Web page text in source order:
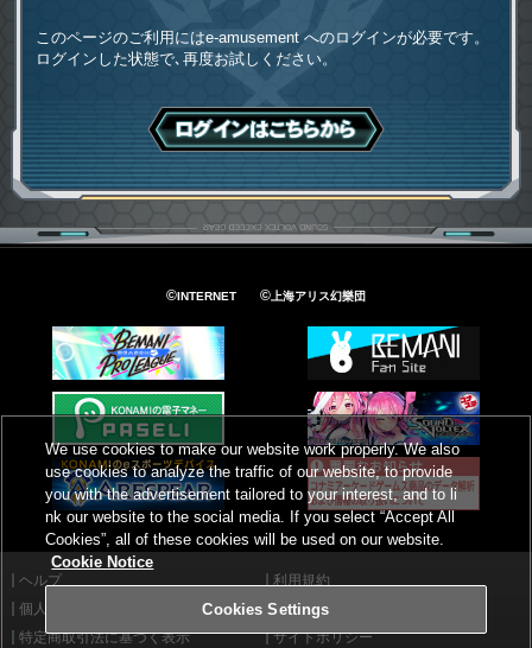
このページのご利用にはe-amusement へのログインが必要です。
ログインした状態で､再度お試しください。
ログインはこちら
©INTERNET ©上海アリス幻樂団
ヘルプ
利用規約
個人情報等保護方針
外部送信について
特定商取引法に基づく表示
サイトポリシー
We use cookies to make our website work properly. We also
use cookies to analyze the traffic of our website, to provide
you with the advertisement tailored to your interest, and to li
nk our website to the social media. If you select “Accept All
Cookies”, all of these cookies will be used on our website.
Cookie Notice
Cookies Settings